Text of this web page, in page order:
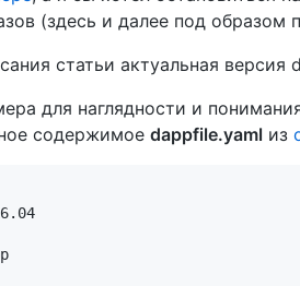
(здесь и далее под образом
статьи актуальная версия
для наглядности и
содержимое dappfile.yaml из